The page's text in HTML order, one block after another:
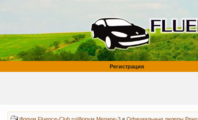
Регистрация